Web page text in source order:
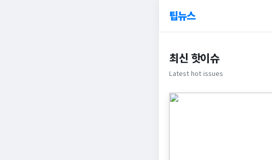
팁뉴스
최신 핫이슈
Latest hot issues